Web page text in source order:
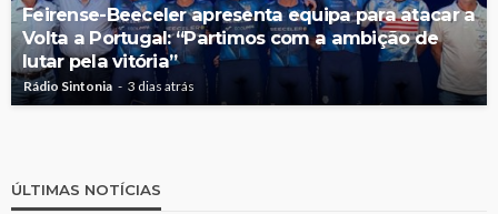
Feirense-Beeceler apresenta equipa para atacar a
Volta a Portugal: “Partimos com a ambição de
lutar pela vitória”
Rádio Sintonia 3 dias atrás
ÚLTIMAS NOTÍCIAS